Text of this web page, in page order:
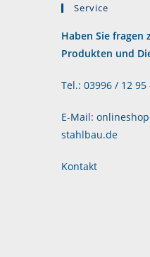
Service
Haben Sie fragen
Produkten und
Tel.: 03996 / 12 95
E-Mail:
stahlbau.de
Kontakt